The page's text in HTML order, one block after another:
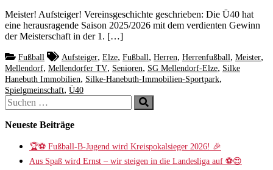
Meister! Aufsteiger! Vereinsgeschichte geschrieben: Die Ü40 hat
eine herausragende Saison 2025/2026 mit dem verdienten Gewinn
der Meisterschaft in der 1. […]
Fußball Aufsteiger, Elze, Fußball, Herren, Herrenfußball, Meister,
Mellendorf, Mellendorfer TV, Senioren, SG Mellendorf-Elze, Silke
Hanebuth Immobilien, Silke-Hanebuth-Immobilien-Sportpark,
Spielgmeinschaft, Ü40
Suchen
nach:
Suchen
Neueste Beiträge
🏆⚽ Fußball-B-Jugend wird Kreispokalsieger 2026! 🎉
Aus Spaß wird Ernst – wir steigen in die Landesliga auf ⚽😍